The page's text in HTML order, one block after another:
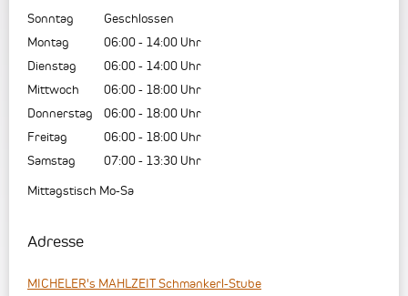
Sonntag
Geschlossen
Montag
06:00- 14:00 Uhr
Dienstag
06:00- 14:00 Uhr
Mittwoch
06:00- 18:00 Uhr
Donnerstag
06:00- 18:00 Uhr
Freitag
06:00- 18:00 Uhr
Samstag
07:00- 13:30 Uhr
Mittagstisch Mo-Sa
Adresse
MICHELER's MAHLZEIT Schmankerl-Stube